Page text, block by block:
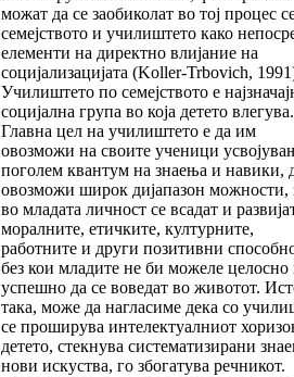
можат да се заобиколат во тој процес
семејството и училиштето како
елементи на директно влијание на
социјализацијата (Koller-Trbovich,
Училиштето по семејството е
социјална група во која детето влегува.
Главна цел на училиштето е да им
овозможи на своите ученици
поголем квантум на знаења и навики,
овозможи широк дијапазон можности,
во младата личност се всадат и
моралните, етичките, културните,
работните и други позитивни
без кои младите не би можеле целосно
успешно да се воведат во животот.
така, може да нагласиме дека со
се проширува интелектуалниот
детето, стекнува систематизирани
нови искуства, го збогатува речникот.